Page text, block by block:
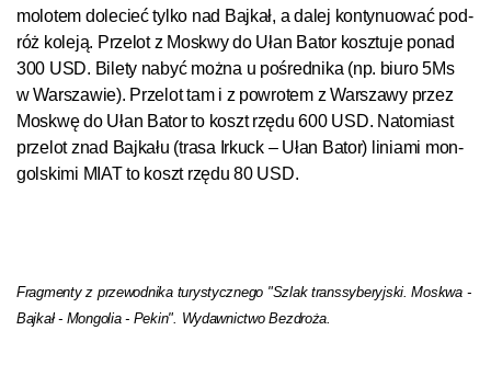
mo­lo­tem do­le­cieć tyl­ko nad Bajkał, a da­lej kon­ty­nu­o­wać pod­
róż ko­le­ją. Prze­lot z Mos­k­wy do Ułan Ba­tor kosz­tu­je ponad
300 USD. Bi­le­ty na­być moż­na u po­śred­ni­ka (np. biu­ro 5Ms
w War­sza­wie). Prze­lot tam i z po­wro­tem z War­sza­wy przez
Mos­k­wę do Ułan Ba­tor to koszt rzę­du 600 USD. Na­to­miast
prze­lot znad Baj­ka­łu (tra­sa Ir­kuck – Ułan Ba­tor) li­nia­mi mon­
gol­s­ki­mi MIAT to koszt rzę­du 80 USD.
Fragmenty z przewodnika turystycznego "Szlak transsyberyjski. Moskwa -
Bajkał - Mongolia - Pekin". Wydawnictwo Bezdroża.